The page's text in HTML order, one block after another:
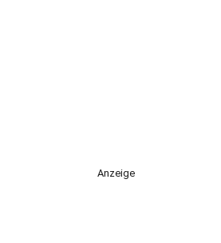
Anzeige